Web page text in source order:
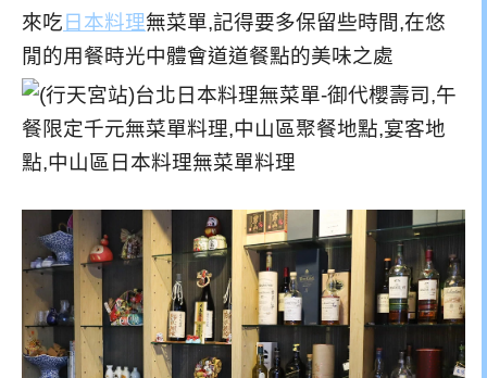
來吃日本料理無菜單,記得要多保留些時間,在悠
閒的用餐時光中體會道道餐點的美味之處